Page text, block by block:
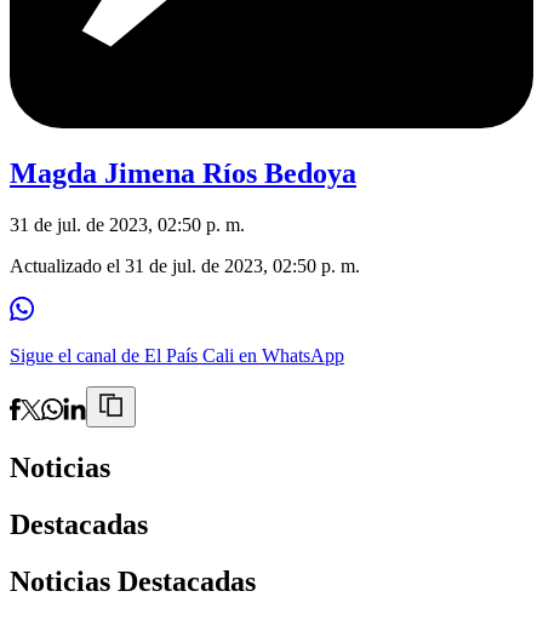
Magda Jimena Ríos Bedoya
31 de jul. de 2023, 02:50 p. m.
Actualizado el 31 de jul. de 2023, 02:50 p. m.
Sigue el canal de El País Cali en WhatsApp
Noticias
Destacadas
Noticias Destacadas